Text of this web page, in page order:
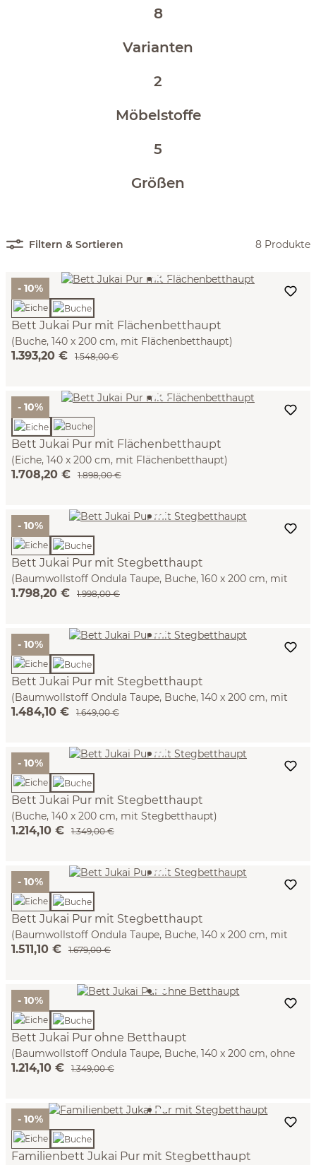
8
Varianten
2
Möbelstoffe
5
Größen
Filtern & Sortieren 8 Produkte
- 10%
Bett Jukai Pur mit Flächenbetthaupt
(Buche, 140 x 200 cm, mit Flächenbetthaupt)
1.393,20 € 1.548,00 €
- 10%
Bett Jukai Pur mit Flächenbetthaupt
(Eiche, 140 x 200 cm, mit Flächenbetthaupt)
1.708,20 € 1.898,00 €
- 10%
Bett Jukai Pur mit Stegbetthaupt
(Baumwollstoff Ondula Taupe, Buche, 160 x 200 cm, mit
Betthaupt und Betthaupthousse)
1.798,20 € 1.998,00 €
- 10%
Bett Jukai Pur mit Stegbetthaupt
(Baumwollstoff Ondula Taupe, Buche, 140 x 200 cm, mit
Betthaupt und Bettrahmenhousse)
1.484,10 € 1.649,00 €
- 10%
Bett Jukai Pur mit Stegbetthaupt
(Buche, 140 x 200 cm, mit Stegbetthaupt)
1.214,10 € 1.349,00 €
- 10%
Bett Jukai Pur mit Stegbetthaupt
(Baumwollstoff Ondula Taupe, Buche, 140 x 200 cm, mit
Betthaupt und Betthaupthousse)
1.511,10 € 1.679,00 €
- 10%
Bett Jukai Pur ohne Betthaupt
(Baumwollstoff Ondula Taupe, Buche, 140 x 200 cm, ohne
Betthaupt mit Bettrahmenhousse)
1.214,10 € 1.349,00 €
- 10%
Familienbett Jukai Pur mit Stegbetthaupt